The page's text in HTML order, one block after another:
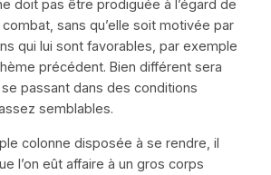
doit pas être prodiguée à l’égard de
combat, sans qu’elle soit motivée par
qui lui sont favorables, par exemple
précédent. Bien différent sera
passant dans des conditions
semblables.
colonne disposée à se rendre, il
l’on eût affaire à un gros corps